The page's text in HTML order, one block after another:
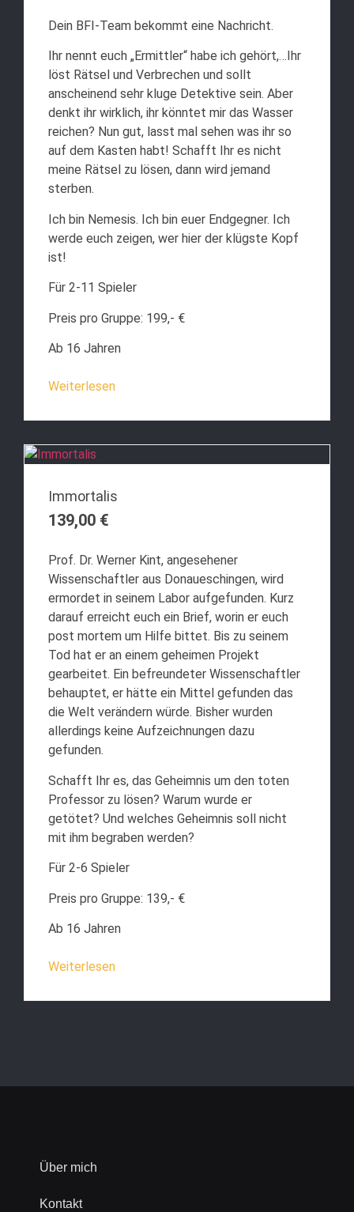
Dein BFI-Team bekommt eine Nachricht.
Ihr nennt euch „Ermittler“ habe ich gehört,…Ihr
löst Rätsel und Verbrechen und sollt
anscheinend sehr kluge Detektive sein. Aber
denkt ihr wirklich, ihr könntet mir das Wasser
reichen? Nun gut, lasst mal sehen was ihr so
auf dem Kasten habt! Schafft Ihr es nicht
meine Rätsel zu lösen, dann wird jemand
sterben.
Ich bin Nemesis. Ich bin euer Endgegner. Ich
werde euch zeigen, wer hier der klügste Kopf
ist!
Für 2-11 Spieler
Preis pro Gruppe: 199,- €
Ab 16 Jahren
Weiterlesen
Immortalis
139,00 €
Prof. Dr. Werner Kint, angesehener
Wissenschaftler aus Donaueschingen, wird
ermordet in seinem Labor aufgefunden. Kurz
darauf erreicht euch ein Brief, worin er euch
post mortem um Hilfe bittet. Bis zu seinem
Tod hat er an einem geheimen Projekt
gearbeitet. Ein befreundeter Wissenschaftler
behauptet, er hätte ein Mittel gefunden das
die Welt verändern würde. Bisher wurden
allerdings keine Aufzeichnungen dazu
gefunden.
Schafft Ihr es, das Geheimnis um den toten
Professor zu lösen? Warum wurde er
getötet? Und welches Geheimnis soll nicht
mit ihm begraben werden?
Für 2-6 Spieler
Preis pro Gruppe: 139,- €
Ab 16 Jahren
Weiterlesen
Über mich
Kontakt